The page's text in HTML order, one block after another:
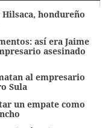
Hilsaca, hondureño
así era Jaime
asesinado
al empresario
Sula
un empate como